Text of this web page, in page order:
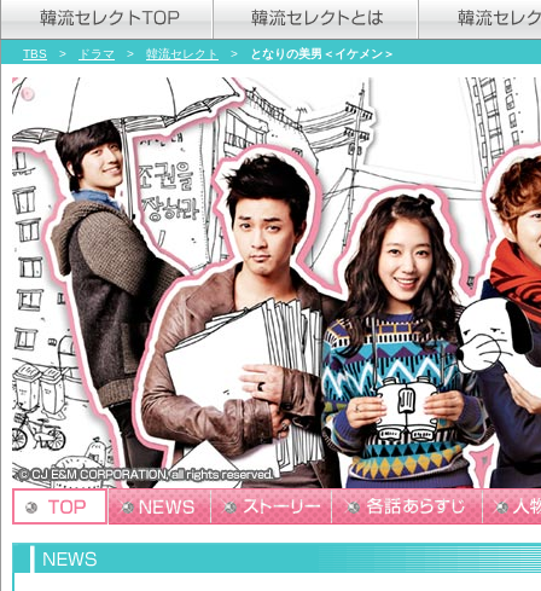
TBS > ドラマ > 韓流セレクト > となりの美男＜イケメン＞